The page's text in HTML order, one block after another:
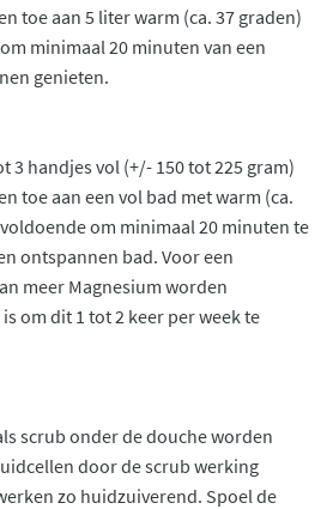
toe aan 5 liter warm (ca. 37 graden)
minimaal 20 minuten van een
genieten.
3 handjes vol (+/- 150 tot 225 gram)
toe aan een vol bad met warm (ca.
om minimaal 20 minuten te
ontspannen bad. Voor een
meer Magnesium worden
om dit 1 tot 2 keer per week te
scrub onder de douche worden
door de scrub werking
zo huidzuiverend. Spoel de